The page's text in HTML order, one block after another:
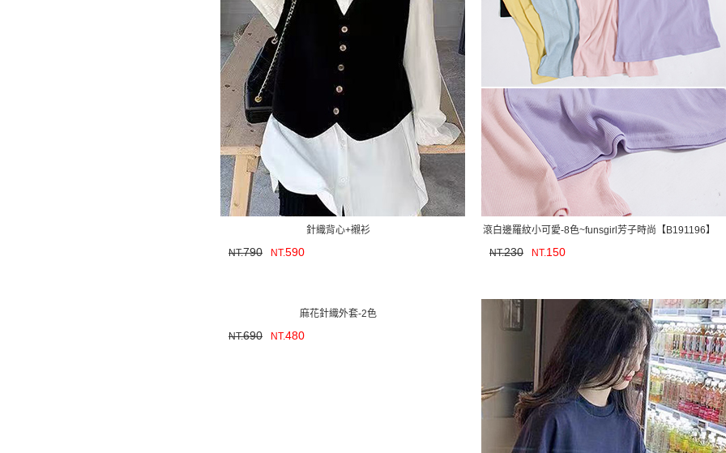
針織背心+襯衫
NT.790 NT.590
滾白邊羅紋小可愛-8色~funsgirl芳子時尚【B191196】
NT.230 NT.150
麻花針織外套-2色
NT.690 NT.480